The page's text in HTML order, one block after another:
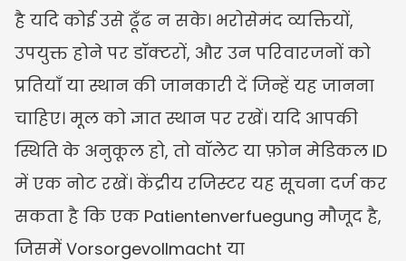
है यदि कोई उसे ढूँढ न सके। भरोसेमंद व्यक्तियों,
उपयुक्त होने पर डॉक्टरों, और उन परिवारजनों को
प्रतियाँ या स्थान की जानकारी दें जिन्हें यह जानना
चाहिए। मूल को ज्ञात स्थान पर रखें। यदि आपकी
स्थिति के अनुकूल हो, तो वॉलेट या फ़ोन मेडिकल ID
में एक नोट रखें। केंद्रीय रजिस्टर यह सूचना दर्ज कर
सकता है कि एक Patientenverfuegung मौजूद है,
जिसमें Vorsorgevollmacht या